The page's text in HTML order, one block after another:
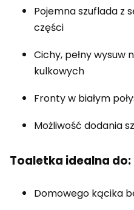
Pojemna szuflada z
części
Cichy, pełny wysuw
kulkowych
Fronty w białym
Możliwość dodania
Toaletka idealna do:
Domowego kącika